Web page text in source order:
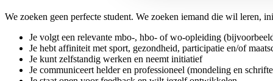
We zoeken geen perfecte student. We zoeken iemand die wil leren,
Je volgt een relevante mbo-, hbo- of wo-opleiding
Je hebt affiniteit met sport, gezondheid, participatie en/of
Je kunt zelfstandig werken en neemt initiatief
Je communiceert helder en professioneel (mondeling en